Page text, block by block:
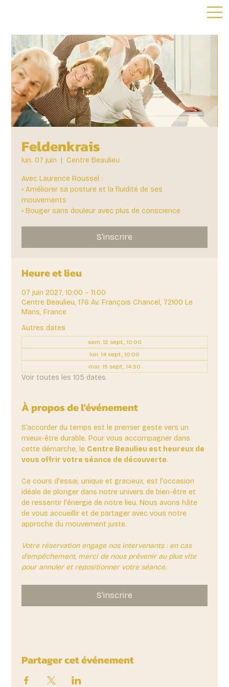
Feldenkrais
lun. 07 juin
  |
Centre Beaulieu
Avec Laurence Roussel :
• Améliorer sa posture et la fluidité de ses
mouvements
• Bouger sans douleur avec plus de conscience
S'inscrire
Heure et lieu
07 juin 2027, 10:00 – 11:00
Centre Beaulieu, 176 Av. François Chancel, 72100 Le
Mans, France
Autres dates
sam. 12 sept., 10:00
lun. 14 sept., 10:00
mar. 15 sept., 14:30
Voir toutes les 105 dates
À propos de l'événement
S’accorder du temps est le premier geste vers un
mieux-être durable. Pour vous accompagner dans
cette démarche, le Centre Beaulieu est heureux de
vous offrir votre séance de découverte.
Ce cours d'essai, unique et gracieux, est l'occasion
idéale de plonger dans notre univers de bien-être et
de ressentir l'énergie de notre lieu. Nous avons hâte
de vous accueillir et de partager avec vous notre
approche du mouvement juste.
Votre réservation engage nos intervenants : en cas
d'empêchement, merci de nous prévenir au plus vite
pour annuler et repositionner votre séance.
S'inscrire
Partager cet événement